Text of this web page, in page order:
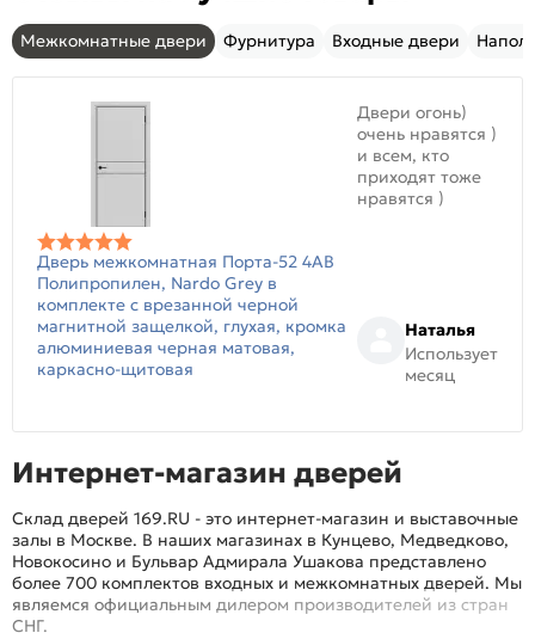
Межкомнатные двери Фурнитура Входные двери
Дверь межкомнатная Порта-52 4AB
Полипропилен, Nardo Grey в
комплекте с врезанной черной
магнитной защелкой, глухая, кромка
алюминиевая черная матовая,
каркасно-щитовая
Двери огонь)
очень нравятся )
и всем, кто
приходят тоже
нравятся )
Наталья
Использует
месяц
Интернет-магазин дверей
Склад дверей 169.RU - это интернет-магазин и выставочные
залы в Москве. В наших магазинах в Кунцево, Медведково,
Новокосино и Бульвар Адмирала Ушакова представлено
более 700 комплектов входных и межкомнатных дверей. Мы
являемся официальным дилером производителей из стран
СНГ.